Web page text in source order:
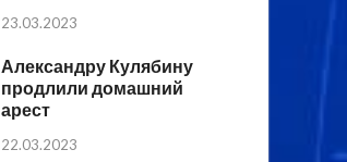
23.03.2023
Александру Кулябину
продлили домашний
арест
22.03.2023